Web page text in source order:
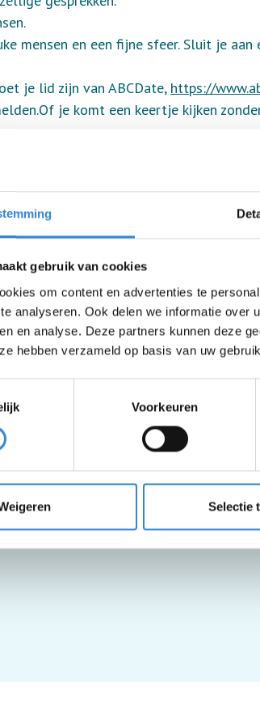
gebruik van cookies
om content en advertenties te
analyseren. Ook delen we informatie
en analyse. Deze partners kunnen deze
hebben verzameld op basis van uw
Voorkeuren
Selectie
mensen en een fijne sfeer. Sluit je aan
je lid zijn van ABCDate, https://
je komt een keertje kijken